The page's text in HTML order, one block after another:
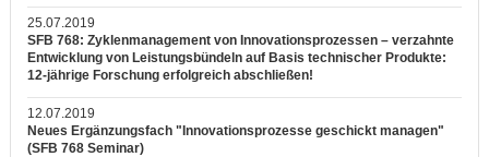
25.07.2019
SFB 768: Zyklenmanagement von Innovationsprozessen – verzahnte
Entwicklung von Leistungsbündeln auf Basis technischer Produkte:
12-jährige Forschung erfolgreich abschließen!
12.07.2019
Neues Ergänzungsfach "Innovationsprozesse geschickt managen"
(SFB 768 Seminar)